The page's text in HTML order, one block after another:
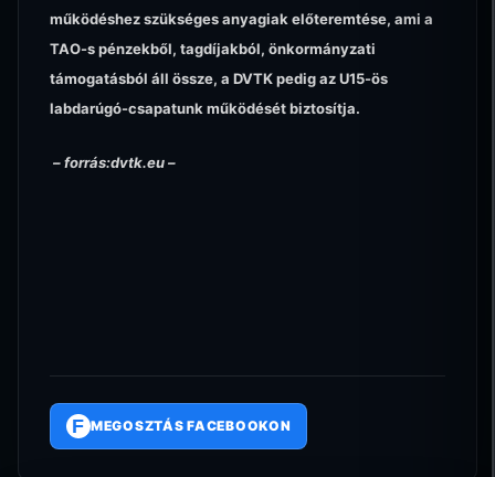
működéshez szükséges anyagiak előteremtése, ami a
TAO-s pénzekből, tagdíjakból, önkormányzati
támogatásból áll össze, a DVTK pedig az U15-ös
labdarúgó-csapatunk működését biztosítja.
– forrás:dvtk.eu –
F MEGOSZTÁS FACEBOOKON